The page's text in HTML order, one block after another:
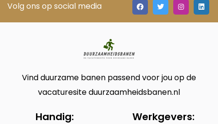
Volg ons op social media
Vind duurzame banen passend voor jou op de
vacaturesite duurzaamheidsbanen.nl
Handig: Werkgevers: